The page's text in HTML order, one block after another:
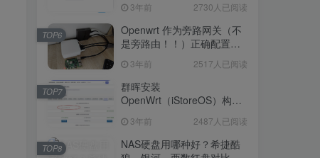
3年前 2730人已阅读
Openwrt 作为旁路网关（不
是旁路由！！）正确配置方
法，性能测试 —— 破解迷思
3年前 2517人已阅读
TOP6
群晖安装
OpenWrt（iStoreOS）构建
3年前 2487人已阅读
TOP7
NAS硬盘用哪种好？希捷酷
TOP8
换新网络后，群辉NAS如何
手动更换为新静态IP
3年前 2730人已阅读
Openwrt 作为旁路网关（不
是旁路由！！）正确配置方
法，性能测试 —— 破解迷思
3年前 2517人已阅读
群晖安装
OpenWrt（iStoreOS）构建
旁路由配置